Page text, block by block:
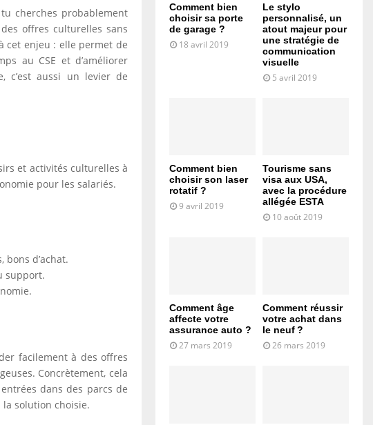
cherches probablement
offres culturelles sans
cet enjeu : elle permet de
au CSE et d’améliorer
c’est aussi un levier de
et activités culturelles à
pour les salariés.
bons d’achat.
support.
facilement à des offres
Concrètement, cela
dans des parcs de
la solution choisie.
Comment bien
choisir sa porte
de garage ?
18 avril 2019
Le stylo
personnalisé, un
atout majeur pour
une stratégie de
communication
visuelle
5 avril 2019
Comment bien
choisir son laser
rotatif ?
9 avril 2019
Tourisme sans
visa aux USA,
avec la procédure
allégée ESTA
10 août 2019
Comment âge
affecte votre
assurance auto ?
27 mars 2019
Comment réussir
votre achat dans
le neuf ?
26 mars 2019